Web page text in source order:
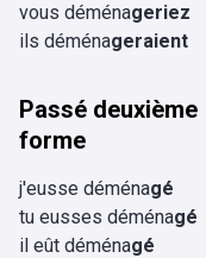
vous déménageriez
ils déménageraient
Passé deuxième
forme
j'eusse déménagé
tu eusses déménagé
il eût déménagé